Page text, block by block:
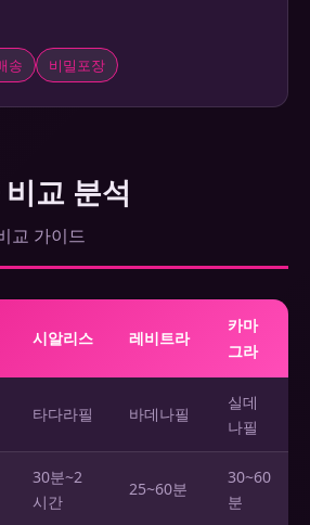
송 비밀포장
교 분석
교 가이드
시알리스 레비트라
카마
그라
타다라필 바데나필
실데
나필
30분~2
시간
25~60분
30~60
분